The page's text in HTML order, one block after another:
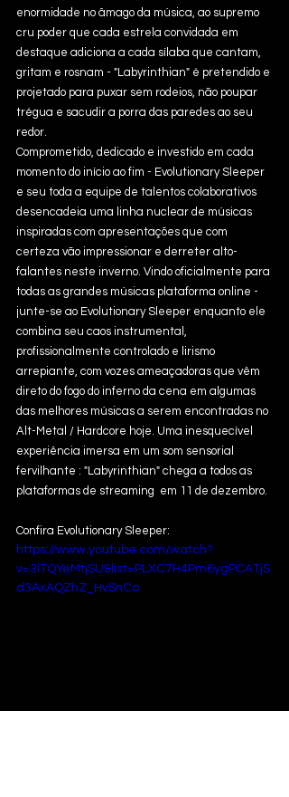
enormidade no âmago da música, ao supremo
cru poder que cada estrela convidada em
destaque adiciona a cada sílaba que cantam,
gritam e rosnam - "Labyrinthian" é pretendido e
projetado para puxar sem rodeios, não poupar
trégua e sacudir a porra das paredes ao seu
redor.
Comprometido, dedicado e investido em cada
momento do início ao fim - Evolutionary Sleeper
e seu toda a equipe de talentos colaborativos
desencadeia uma linha nuclear de músicas
inspiradas com apresentações que com
certeza vão impressionar e derreter alto-
falantes neste inverno. Vindo oficialmente para
todas as grandes músicas plataforma online -
junte-se ao Evolutionary Sleeper enquanto ele
combina seu caos instrumental,
profissionalmente controlado e lirismo
arrepiante, com vozes ameaçadoras que vêm
direto do fogo do inferno da cena em algumas
das melhores músicas a serem encontradas no
Alt-Metal / Hardcore hoje. Uma inesquecível
experiência imersa em um som sensorial
fervilhante : "Labyrinthian" chega a todos as
plataformas de streaming  em 11 de dezembro.
Confira Evolutionary Sleeper:
https://www.youtube.com/watch?
v=3iTQYeMtjSU&list=PLXC7H4Pm6ygPCATjS
d3AxAQZhZ_HvSnCo